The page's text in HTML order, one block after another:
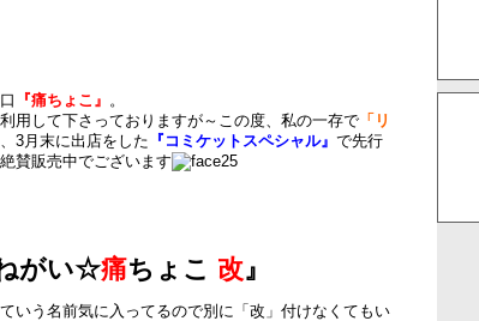
『痛ちょこ』 。
用して下さっておりますが～この度、私の一存で 「リ
3月末に出店をした 『コミケットスペシャル』 で先行
賛販売中でございます
がい☆痛ちょこ 改』
いう名前気に入ってるので別に「改」付けなくてもい